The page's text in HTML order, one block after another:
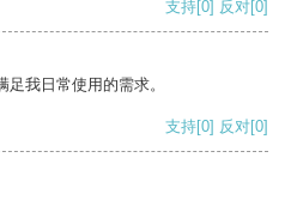
支持[0] 反对[0]
我日常使用的需求。
支持[0] 反对[0]